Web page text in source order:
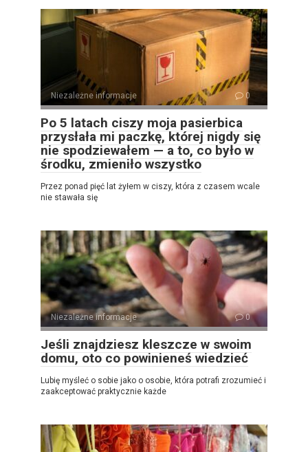
Niezależne informacje 0
Po 5 latach ciszy moja pasierbica
przysłała mi paczkę, której nigdy się
nie spodziewałem — a to, co było w
środku, zmieniło wszystko
Przez ponad pięć lat żyłem w ciszy, która z czasem wcale
nie stawała się
Niezależne informacje 0
Jeśli znajdziesz kleszcze w swoim
domu, oto co powinieneś wiedzieć
Lubię myśleć o sobie jako o osobie, która potrafi zrozumieć i
zaakceptować praktycznie każde